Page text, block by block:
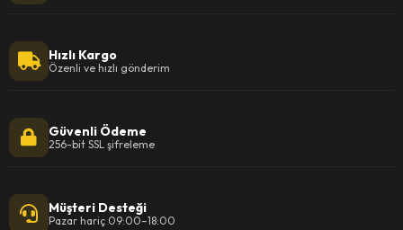
Hızlı Kargo
Özenli ve hızlı gönderim
Güvenli Ödeme
256-bit SSL şifreleme
Müşteri Desteği
Pazar hariç 09:00–18:00